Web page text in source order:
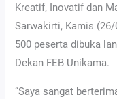
Kreatif, Inovatif dan
Sarwakirti, Kamis
500 peserta dibuka
Dekan FEB Unikama.
“Saya sangat